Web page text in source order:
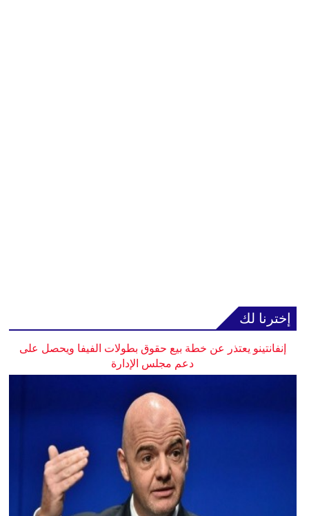
إخترنا لك
إنفانتينو يعتذر عن خطة بيع حقوق بطولات الفيفا ويحصل على
دعم مجلس الإدارة